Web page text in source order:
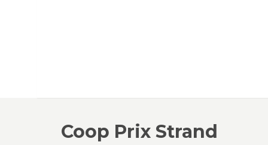
Coop Prix Strand